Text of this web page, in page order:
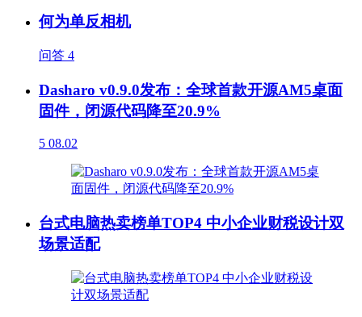
何为单反相机
问答 4
Dasharo v0.9.0发布：全球首款开源AM5桌面
固件，闭源代码降至20.9%
5 08.02
台式电脑热卖榜单TOP4 中小企业财税设计双
场景适配